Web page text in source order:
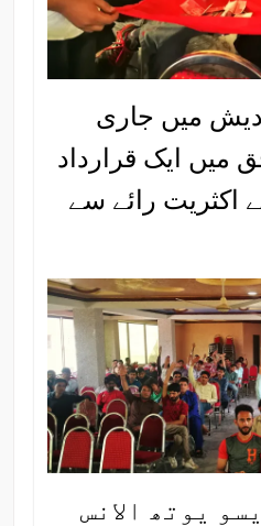
دیش میں جاری
میں ایک قرارداد
رائے سے
یوتھ الانس